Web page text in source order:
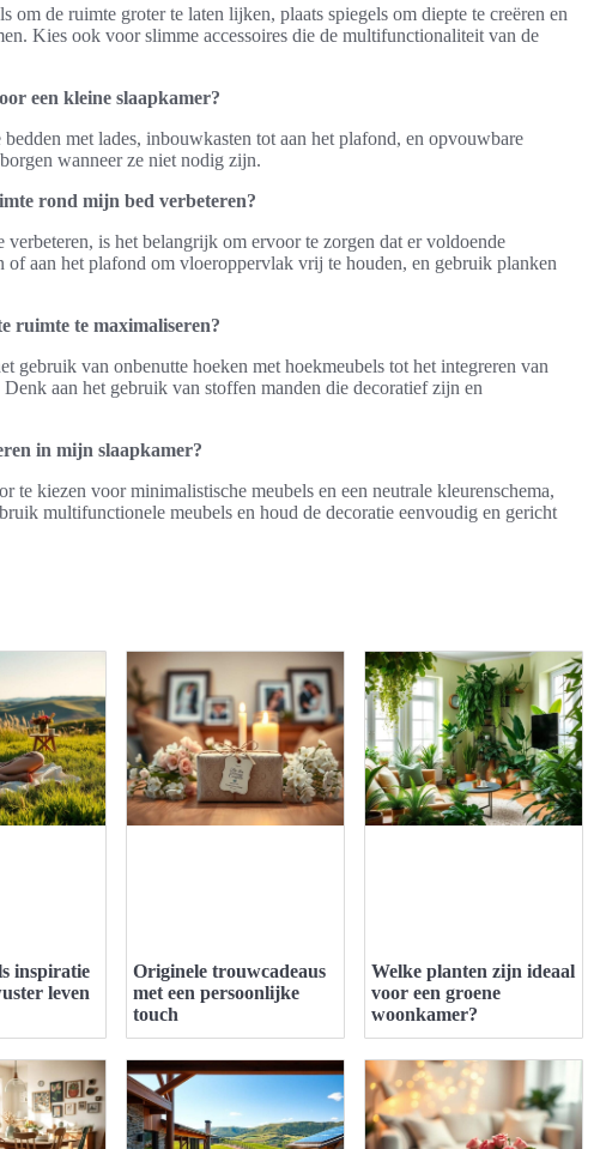
de ruimte groter te laten lijken, plaats spiegels om diepte te creëren en
Kies ook voor slimme accessoires die de multifunctionaliteit van de
een kleine slaapkamer?
met lades, inbouwkasten tot aan het plafond, en opvouwbare
wanneer ze niet nodig zijn.
rond mijn bed verbeteren?
is het belangrijk om ervoor te zorgen dat er voldoende
of aan het plafond om vloeroppervlak vrij te houden, en gebruik planken
ruimte te maximaliseren?
gebruik van onbenutte hoeken met hoekmeubels tot het integreren van
aan het gebruik van stoffen manden die decoratief zijn en
in mijn slaapkamer?
te kiezen voor minimalistische meubels en een neutrale kleurenschema,
multifunctionele meubels en houd de decoratie eenvoudig en gericht
inspiratie
leven
Originele trouwcadeaus
met een persoonlijke
touch
Welke planten zijn ideaal
voor een groene
woonkamer?